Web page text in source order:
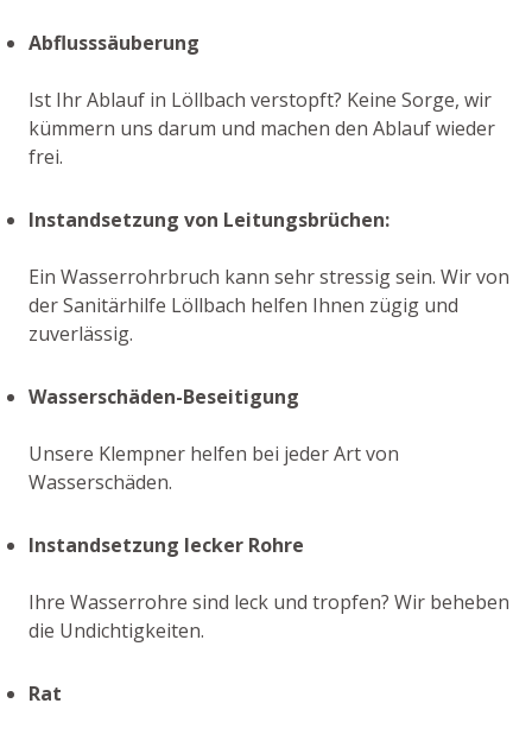
Abflusssäuberung
Ist Ihr Ablauf in Löllbach verstopft? Keine Sorge, wir
kümmern uns darum und machen den Ablauf wieder
frei.
Instandsetzung von Leitungsbrüchen:
Ein Wasserrohrbruch kann sehr stressig sein. Wir von
der Sanitärhilfe Löllbach helfen Ihnen zügig und
zuverlässig.
Wasserschäden-Beseitigung
Unsere Klempner helfen bei jeder Art von
Wasserschäden.
Instandsetzung lecker Rohre
Ihre Wasserrohre sind leck und tropfen? Wir beheben
die Undichtigkeiten.
Rat